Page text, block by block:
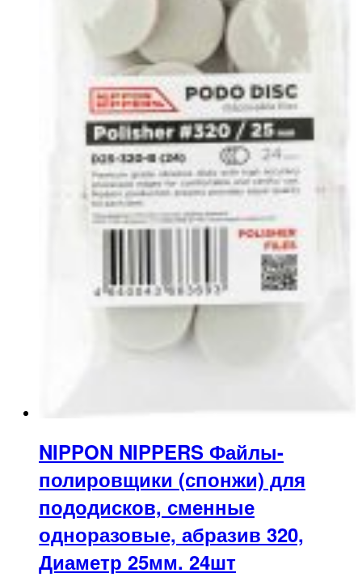
NIPPON NIPPERS Файлы-
полировщики (спонжи) для
пододисков, сменные
одноразовые, абразив 320,
Диаметр 25мм. 24шт